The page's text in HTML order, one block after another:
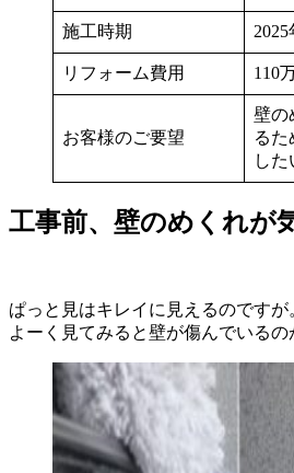
施工時期 2025
リフォーム費用 110
お客様のご要望
壁の
るた
した
工事前、壁のめくれが
ぱっと見はキレイに見えるのですが
よーく見てみると壁が傷んでいるの